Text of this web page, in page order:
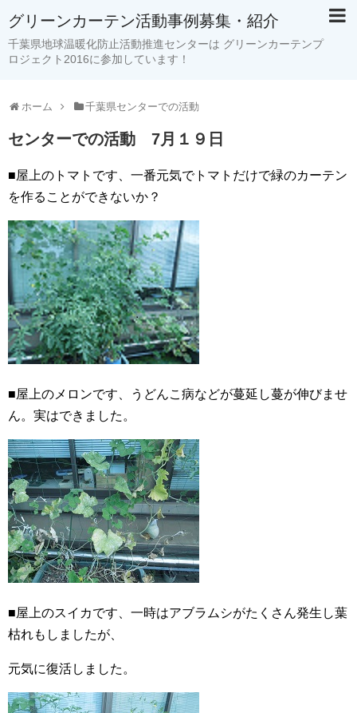
グリーンカーテン活動事例募集・紹介
千葉県地球温暖化防止活動推進センターは グリーンカーテンプ
ロジェクト2016に参加しています！
ホーム 千葉県センターでの活動
センターでの活動 7月１９日
■屋上のトマトです、一番元気でトマトだけで緑のカーテン
を作ることができないか？
■屋上のメロンです、うどんこ病などが蔓延し蔓が伸びませ
ん。実はできました。
■屋上のスイカです、一時はアブラムシがたくさん発生し葉
枯れもしましたが、
元気に復活しました。